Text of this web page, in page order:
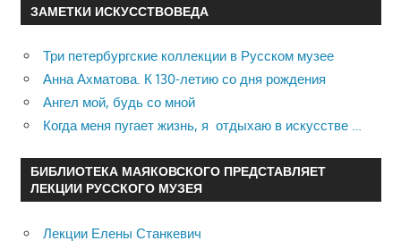
ЗАМЕТКИ ИСКУССТВОВЕДА
Три петербургские коллекции в Русском музее
Анна Ахматова. К 130-летию со дня рождения
Ангел мой, будь со мной
Когда меня пугает жизнь, я отдыхаю в искусстве …
БИБЛИОТЕКА МАЯКОВСКОГО ПРЕДСТАВЛЯЕТ
ЛЕКЦИИ РУССКОГО МУЗЕЯ
Лекции Елены Станкевич